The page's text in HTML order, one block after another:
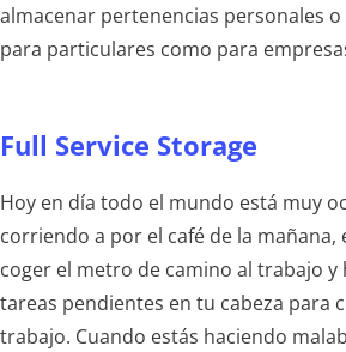
almacenar pertenencias personales
para particulares como para
Full Service Storage
Hoy en día todo el mundo está muy
corriendo a por el café de la
coger el metro de camino al trabajo y
tareas pendientes en tu cabeza para
trabajo. Cuando estás haciendo